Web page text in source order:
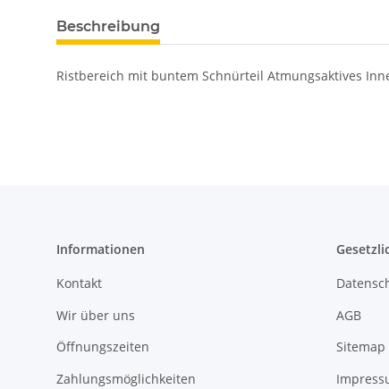
Beschreibung
Ristbereich mit buntem Schnürteil Atmungsaktives
Informationen
Kontakt
Wir über uns
Öffnungszeiten
Zahlungsmöglichkeiten
AGB
Sitemap